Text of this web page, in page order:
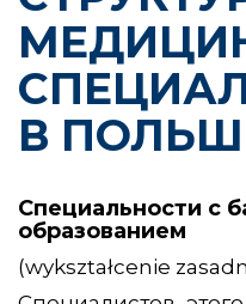
В
Специальности с
образованием
(wykształcenie